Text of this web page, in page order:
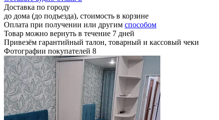
Доставка по городу
до дома (до подъезда), стоимость в корзине
Оплата при получении или другим способом
Товар можно вернуть в течение 7 дней
Привезём гарантийный талон, товарный и кассовый чеки
Фотографии покупателей 8